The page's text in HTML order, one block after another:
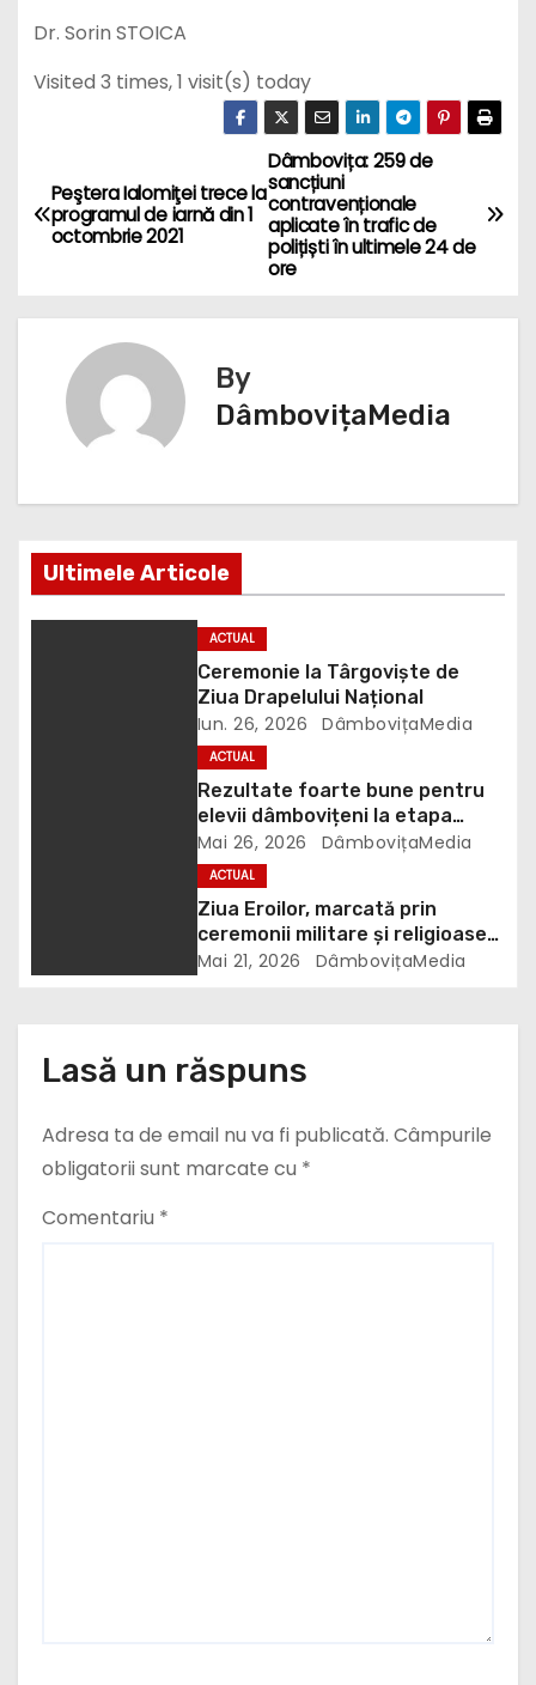
Dr. Sorin STOICA
Visited 3 times, 1 visit(s) today
N
a
i
n
l
Dâmbovița: 259 de
sancțiuni
contravenționale
aplicate în trafic de
polițiști în ultimele 24 de
ore
Peştera Ialomiţei trece la
programul de iarnă din 1
octombrie 2021
By
DâmbovițaMedia
Ultimele Articole
ACTUAL
Ceremonie la Târgoviște de
Ziua Drapelului Național
Iun. 26, 2026 DâmbovițaMedia
ACTUAL
Rezultate foarte bune pentru
elevii dâmbovițeni la etapa
națională a concursului „ȘTIU ȘI
APLIC”
Mai 26, 2026 DâmbovițaMedia
ACTUAL
Ziua Eroilor, marcată prin
ceremonii militare și religioase
la Târgoviște
Mai 21, 2026 DâmbovițaMedia
Lasă un răspuns
Adresa ta de email nu va fi publicată. Câmpurile
obligatorii sunt marcate cu *
Comentariu *